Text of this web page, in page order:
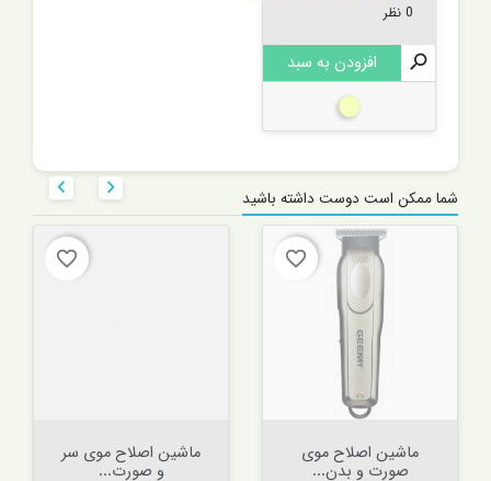
0 نظر

افزودن به سبد
بژ
شما ممکن است دوست داشته باشید 
favorite_border
ماشین اصلاح موی
صورت و بدن...
favorite_border
ماشین اصلاح موی سر
و صورت...
